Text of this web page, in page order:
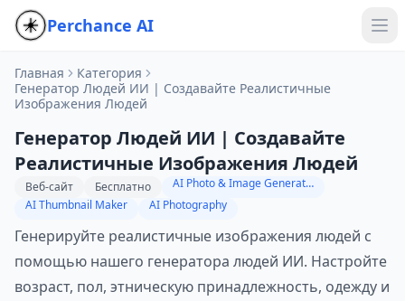
Perchance AI
Главная
Категория
Генератор Людей ИИ | Создавайте Реалистичные
Изображения Людей
Генератор Людей ИИ | Создавайте
Реалистичные Изображения Людей
Веб-сайт Бесплатно
AI Photo & Image Generator
AI Thumbnail Maker
AI Photography
Генерируйте реалистичные изображения людей с
помощью нашего генератора людей ИИ. Настройте
возраст, пол, этническую принадлежность, одежду и